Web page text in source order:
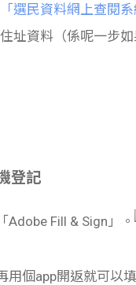
「選民資料網上查閱系
址資料（係呢一步
登記
Fill & Sign」。
用個app開返就可以